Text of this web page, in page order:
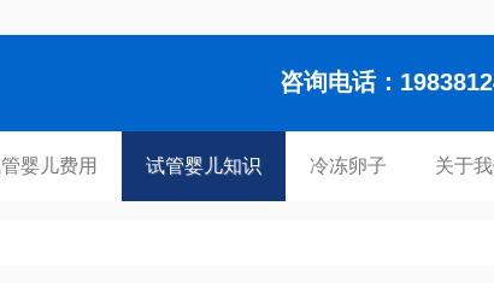
咨询电话：
婴儿费用 试管婴儿知识 冷冻卵子 关于